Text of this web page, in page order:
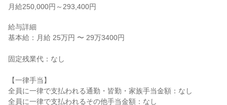
月給250,000円～293,400円
給与詳細
基本給：月給 25万円 〜 29万3400円
固定残業代：なし
【一律手当】
全員に一律で支払われる通勤・皆勤・家族手当金額：なし
全員に一律で支払われるその他手当金額：なし